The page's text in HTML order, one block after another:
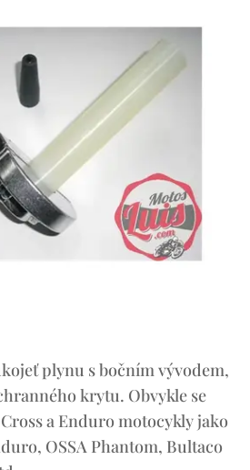
plynu s bočním vývodem,
krytu. Obvykle se
a Enduro motocykly jako
OSSA Phantom, Bultaco